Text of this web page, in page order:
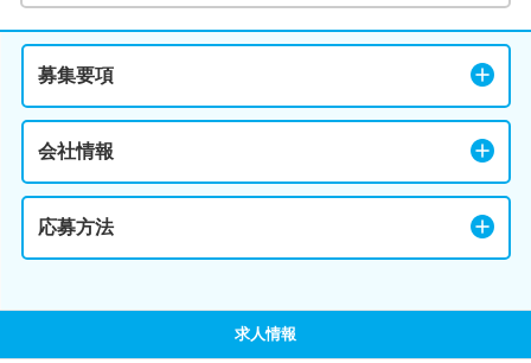
募集要項
会社情報
応募方法
求人情報